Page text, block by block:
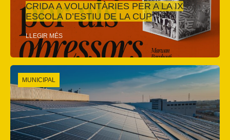
CRIDA A VOLUNTÀRIES PER A LA IX
ESCOLA D’ESTIU DE LA CUP
LLEGIR MÉS
MUNICIPAL